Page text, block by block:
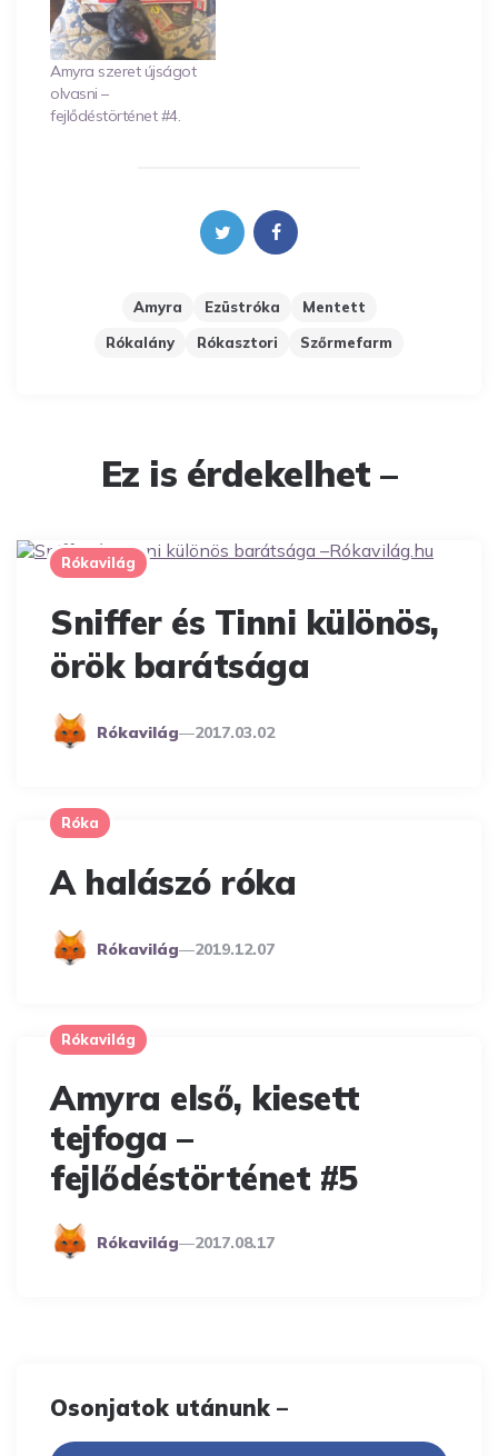
Amyra szeret újságot
olvasni –
fejlődéstörténet #4.
Amyra Ezüstróka
Mentett
Rókalány
Rókasztori Szőrmefarm
Ez is érdekelhet –
Rókavilág
Sniffer és Tinni különös,
örök barátsága
Posted
Rókavilág 2017.03.02
Róka
A halászó róka
Posted
Rókavilág 2019.12.07
Rókavilág
Amyra első, kiesett
tejfoga –
fejlődéstörténet #5
Posted
Rókavilág 2017.08.17
Osonjatok utánunk –